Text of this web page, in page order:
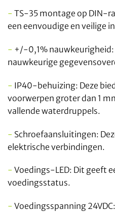
- TS-35 montage op DIN-
een eenvoudige en veilige
- +/-0,1% nauwkeurigheid:
nauwkeurige
- IP40-behuizing: Deze
voorwerpen groter dan 1
vallende waterdruppels.
- Schroefaansluitingen:
elektrische verbindingen.
- Voedings-LED: Dit geeft
voedingsstatus.
- Voedingsspanning